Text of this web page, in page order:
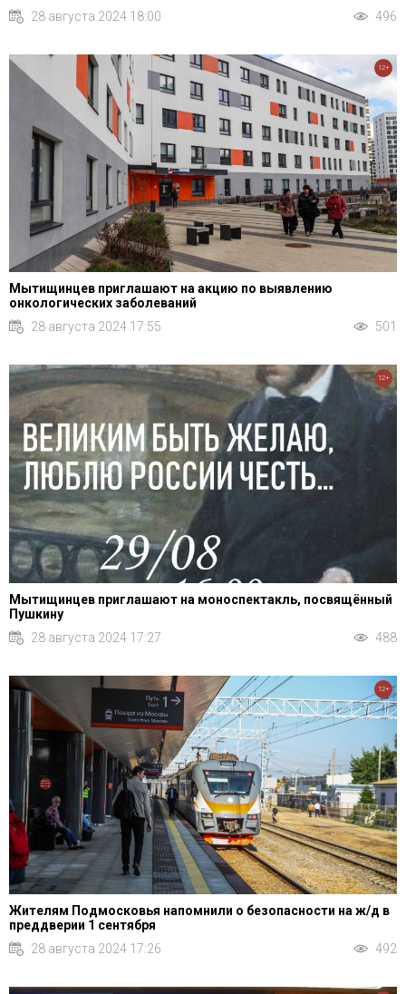
28 августа 2024 18:00 496
Мытищинцев приглашают на акцию по выявлению
онкологических заболеваний
28 августа 2024 17:55
501
12+
Мытищинцев приглашают на моноспектакль, посвящённый
Пушкину
28 августа 2024 17:27
488
12+
Жителям Подмосковья напомнили о безопасности на ж/д в
преддверии 1 сентября
28 августа 2024 17:26
492
12+